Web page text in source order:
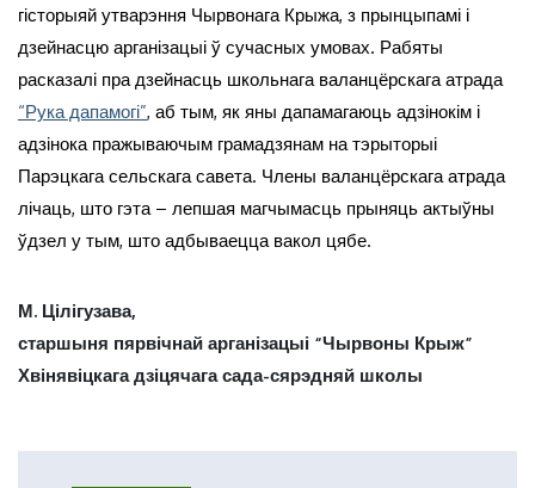
гісторыяй утварэння Чырвонага Крыжа, з прынцыпамі і
дзейнасцю арганізацыі ў сучасных умовах. Рабяты
расказалі пра дзейнасць школьнага валанцёрскага атрада
“Рука дапамогі”, аб тым, як яны дапамагаюць адзінокім і
адзінока пражываючым грамадзянам на тэрыторыі
Парэцкага сельскага савета. Члены валанцёрскага атрада
лічаць, што гэта – лепшая магчымасць прыняць актыўны
ўдзел у тым, што адбываецца вакол цябе.
М. Цілігузава,
старшыня пярвічнай арганізацыі “Чырвоны Крыж”
Хвінявіцкага дзіцячага сада-сярэдняй школы